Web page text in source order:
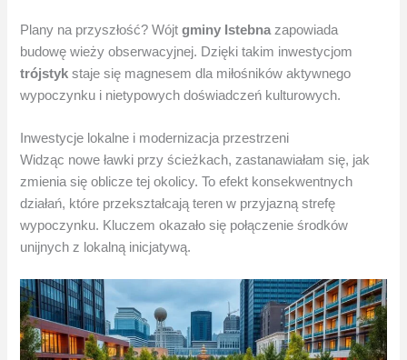
Plany na przyszłość? Wójtgminy Istebna zapowiada
budowę wieży obserwacyjnej. Dzięki takim inwestycjom
trójstyk staje się magnesem dla miłośników aktywnego
wypoczynku i nietypowych doświadczeń kulturowych.
Inwestycje lokalne i modernizacja przestrzeni
Widząc nowe ławki przy ścieżkach, zastanawiałam się, jak
zmienia się oblicze tej okolicy. To efekt konsekwentnych
działań, które przekształcają teren w przyjazną strefę
wypoczynku. Kluczem okazało się połączenie środków
unijnych z lokalną inicjatywą.